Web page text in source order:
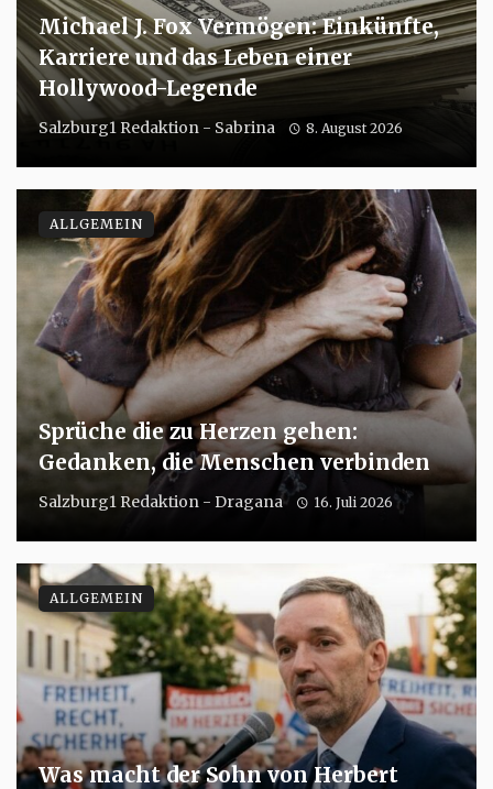
Michael J. Fox Vermögen: Einkünfte,
Karriere und das Leben einer
Hollywood-Legende
Salzburg1 Redaktion - Sabrina 8. August 2026
Sprüche die zu Herzen gehen:
Gedanken, die Menschen verbinden
Salzburg1 Redaktion - Dragana 16. Juli 2026
ALLGEMEIN
Was macht der Sohn von Herbert
ALLGEMEIN